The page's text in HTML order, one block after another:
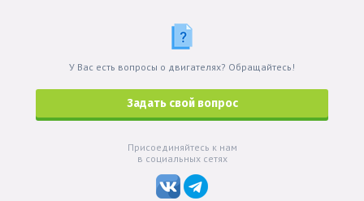
У Вас есть вопросы о двигателях? Обращайтесь!
Задать свой вопрос
Присоединяйтесь к нам
в социальных сетях